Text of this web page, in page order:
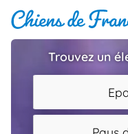
Chiots
Éleveurs
Trouvez un